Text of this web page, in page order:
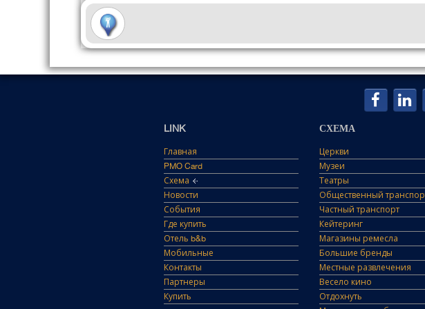
LINK
Главная
PMO Card
Схема
Новости
События
Где купить
Отель b&b
Мобильные
Контакты
Партнеры
Купить
СХЕМА
Церкви
Музеи
Театры
Общественный
Частный транспорт
Кейтеринг
Магазины ремесла
Большие бренды
Местные развлечения
Весело кино
Отдохнуть